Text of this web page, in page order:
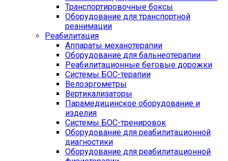
Транспортировочные боксы
Оборудование для транспортной
реанимации
Реабилитация
Аппараты механотерапии
Оборудование для бальнеотерапии
Реабилитационные беговые дорожки
Системы БОС-терапии
Велоэргометры
Вертикализаторы
Парамедицинское оборудование и
изделия
Системы БОС-тренировок
Оборудование для реабилитационной
диагностики
Оборудование для реабилитационной